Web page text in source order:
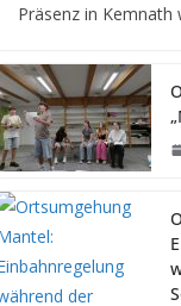
Präsenz in Kemnath